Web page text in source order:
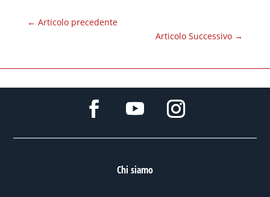
← Articolo precedente
Articolo Successivo →
Chi siamo